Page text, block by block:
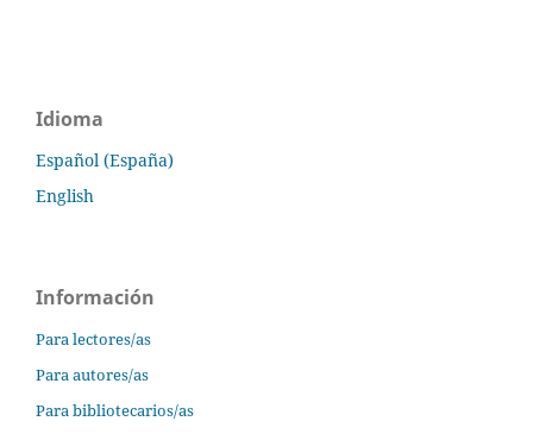
Idioma
Español (España)
English
Información
Para lectores/as
Para autores/as
Para bibliotecarios/as